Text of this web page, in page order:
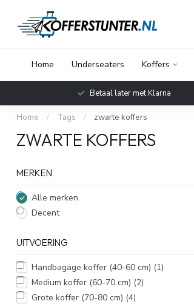
Home Underseaters Koffers
Betaal later met Klarna
Home / Tags / zwarte koffers
ZWARTE KOFFERS
MERKEN
Alle merken
Decent
UITVOERING
Handbagage koffer (40-60 cm) (1)
Medium koffer (60-70 cm) (2)
Grote koffer (70-80 cm) (4)